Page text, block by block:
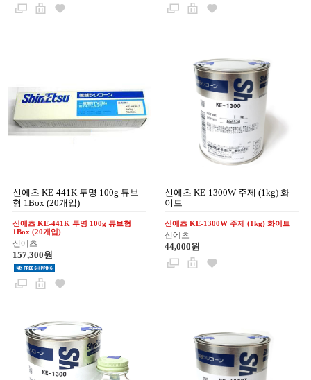
신에츠 KE-441K 투명 100g 튜브
형 1Box (20개입)
신에츠 KE-441K 투명 100g 튜브형
1Box (20개입)
신에츠
157,300원
신에츠 KE-1300W 주제 (1kg) 화
이트
신에츠 KE-1300W 주제 (1kg) 화이트
신에츠
44,000원